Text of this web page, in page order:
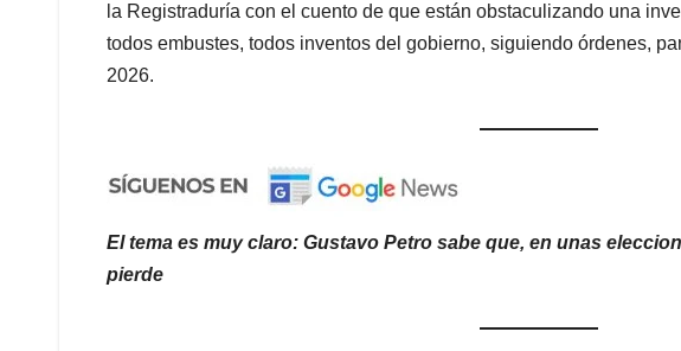
la Registraduría con el cuento de que están obstaculizando una
todos embustes, todos inventos del gobierno, siguiendo órdenes,
2026.
El tema es muy claro: Gustavo Petro sabe que, en unas
pierde